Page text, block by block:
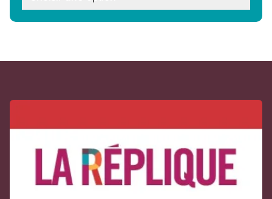
En vedette